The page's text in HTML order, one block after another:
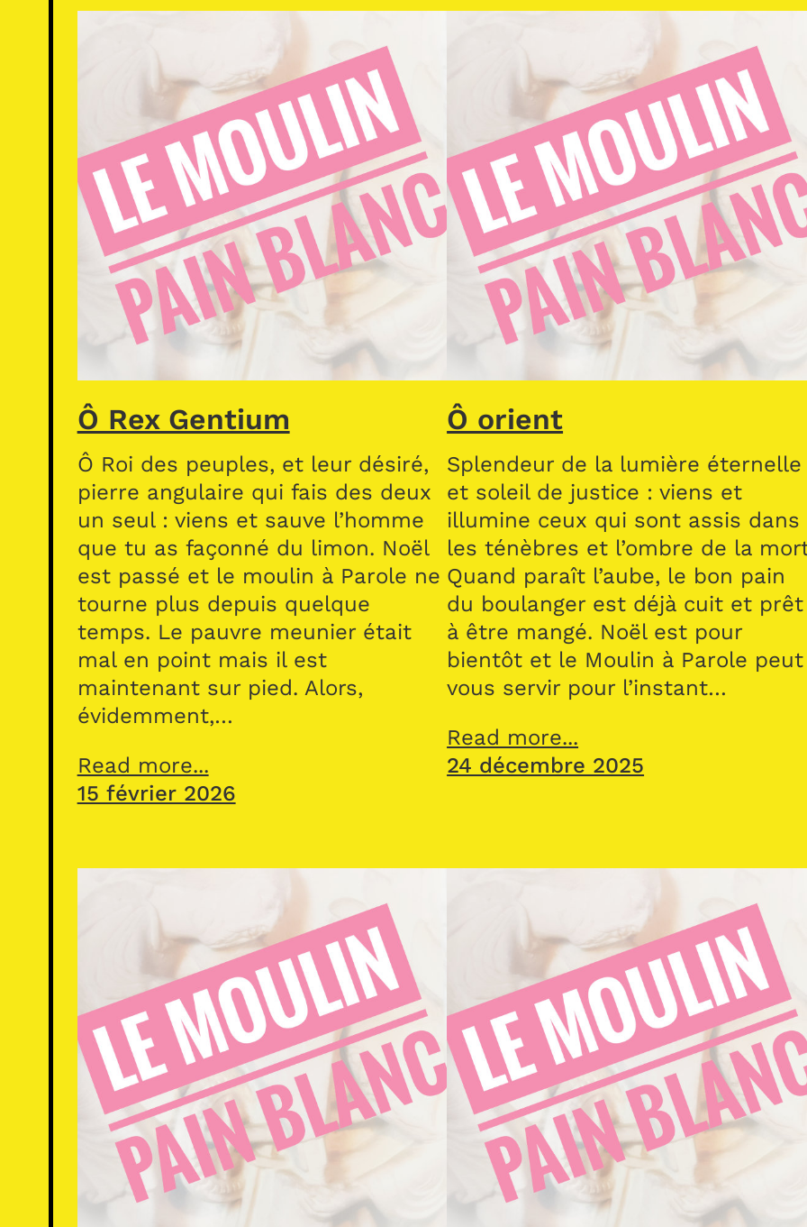
Ô Rex Gentium
Ô Roi des peuples, et leur désiré,
pierre angulaire qui fais des deux
un seul : viens et sauve l’homme
que tu as façonné du limon. Noël
est passé et le moulin à Parole ne
tourne plus depuis quelque
temps. Le pauvre meunier était
mal en point mais il est
maintenant sur pied. Alors,
évidemment,…
Read more...
15 février 2026
Ô orient
Splendeur de la lumière éternelle
et soleil de justice : viens et
illumine ceux qui sont assis dans
les ténèbres et l’ombre de la
Quand paraît l’aube, le bon pain
du boulanger est déjà cuit et prêt
à être mangé. Noël est pour
bientôt et le Moulin à Parole peut
vous servir pour l’instant…
Read more...
24 décembre 2025